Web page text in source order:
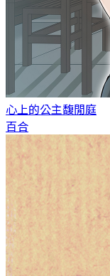
心上的公主馥閒庭
百合